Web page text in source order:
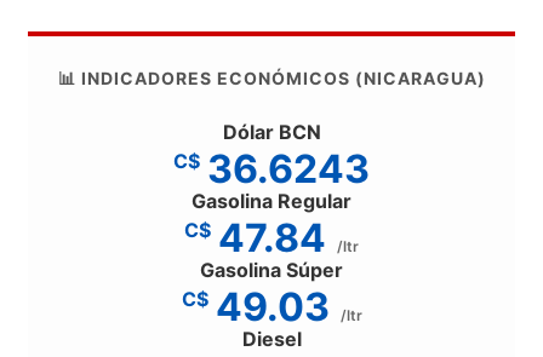
📊 INDICADORES ECONÓMICOS (NICARAGUA)
Dólar BCN
C$ 36.6243
Gasolina Regular
C$ 47.84 /ltr
Gasolina Súper
C$ 49.03 /ltr
Diesel